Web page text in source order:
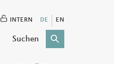
INTERN DE EN